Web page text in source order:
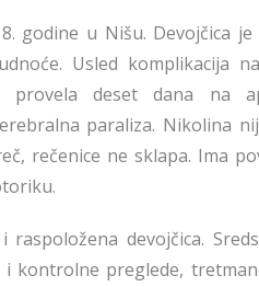
godine u Nišu. Devojčica
Usled komplikacija
deset dana na
paraliza. Nikolina
rečenice ne sklapa. Ima
devojčica.
kontrolne preglede,